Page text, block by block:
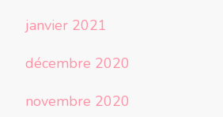
janvier 2021
décembre 2020
novembre 2020